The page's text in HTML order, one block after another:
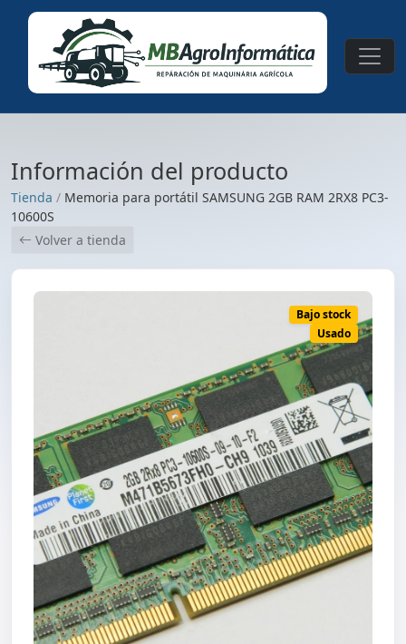
Información del producto
Tienda / Memoria para portátil SAMSUNG 2GB RAM 2RX8 PC3-
10600S
Volver a tienda
Bajo stock
Usado